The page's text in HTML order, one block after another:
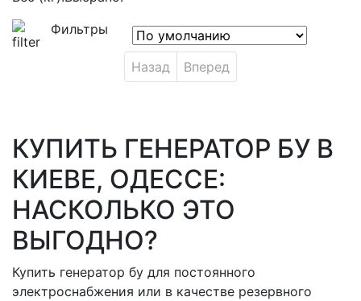
Фильтры
Назад Вперед
КУПИТЬ ГЕНЕРАТОР БУ В
КИЕВЕ, ОДЕССЕ:
НАСКОЛЬКО ЭТО
ВЫГОДНО?
Купить генератор бу для постоянного
электроснабжения или в качестве резервного